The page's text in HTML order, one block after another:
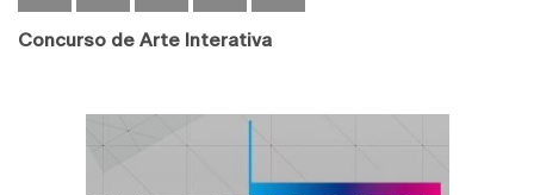
Concurso de Arte Interativa